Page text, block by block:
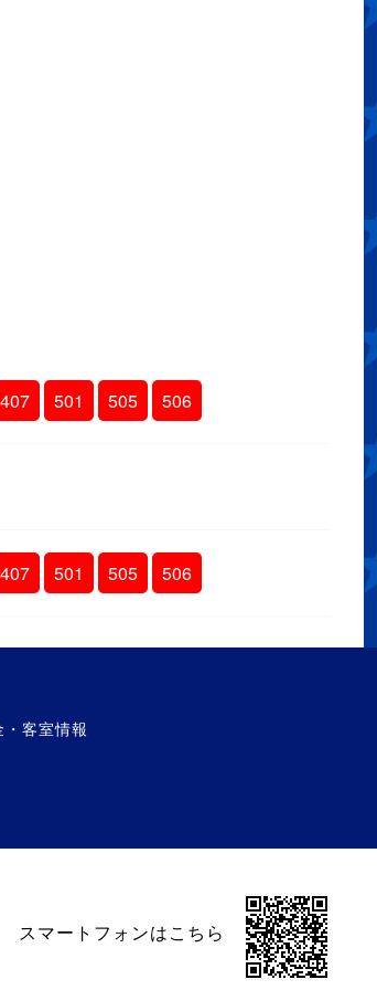
407 501 505 506
407 501 505 506
・客室情報
スマートフォンはこちら